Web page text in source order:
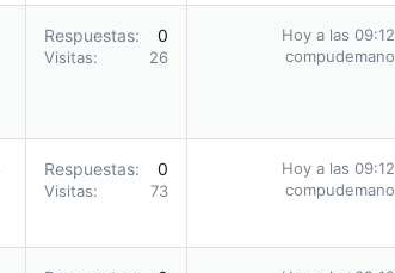
Respuestas 0
Visitas 26
Hoy a las 09:12
compudemano
Respuestas 0
Visitas 73
Hoy a las 09:12
compudemano